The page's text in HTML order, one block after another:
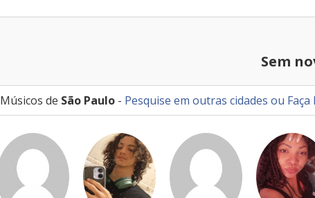
Sem
Músicos de São Paulo - Pesquise em outras cidades ou